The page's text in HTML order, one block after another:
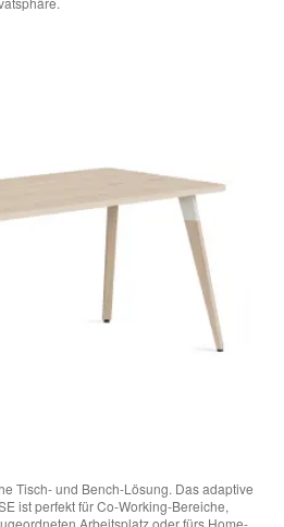
Tisch- und Bench-Lösung. Das adaptive
ist perfekt für Co-Working-Bereiche,
Arbeitsplatz oder fürs Home-